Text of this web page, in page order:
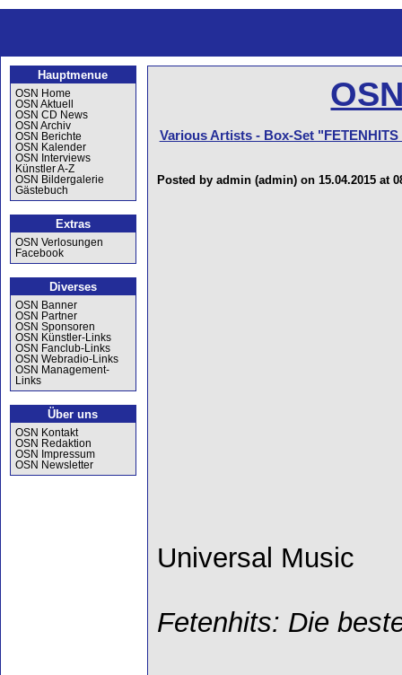
Hauptmenue
OSN Home
OSN Aktuell
OSN CD News
OSN Archiv
OSN Berichte
OSN Kalender
OSN Interviews
Künstler A-Z
OSN Bildergalerie
Gästebuch
Extras
OSN Verlosungen
Facebook
Diverses
OSN Banner
OSN Partner
OSN Sponsoren
OSN Künstler-Links
OSN Fanclub-Links
OSN Webradio-Links
OSN Management-
Links
Über uns
OSN Kontakt
OSN Redaktion
OSN Impressum
OSN Newsletter
Various Artists - Box-Set
Posted by admin (admin) on 15.04.2015 at
Universal Music
Fetenhits: Die